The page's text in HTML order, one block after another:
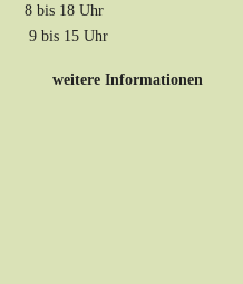
8 bis 18 Uhr
15 Uhr
weitere Informationen